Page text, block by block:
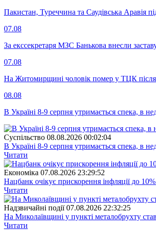
Пакистан, Туреччина та Саудівська Аравія
07.08
За екссекретаря МЗС Банькова внесли
07.08
На Житомирщині чоловік помер у ТЦК після
08.08
В Україні 8-9 серпня утримається спека, в
Суспiльство 08.08.2026 00:02:04
В Україні 8-9 серпня утримається спека, в
Читати
Економіка 07.08.2026 23:29:52
Нацбанк очікує прискорення інфляції до
Читати
Надзвичайні події 07.08.2026 22:32:25
На Миколаївщині у пункті металобрухту
Читати